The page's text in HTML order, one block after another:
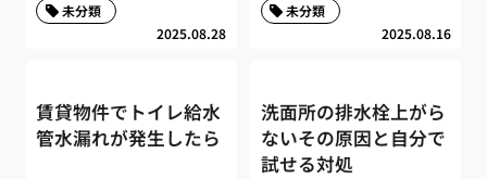
2025.08.28
未分類
2025.08.16
未分類
賃貸物件でトイレ給水
管水漏れが発生したら
洗面所の排水栓上がら
ないその原因と自分で
試せる対処